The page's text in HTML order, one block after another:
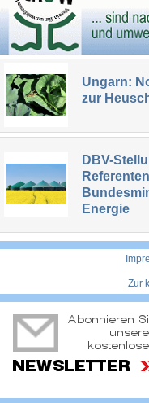
Ungarn:
zur
DBV-
Energie
Zur